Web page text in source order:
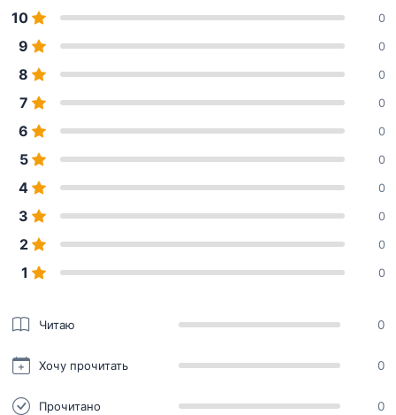
10 0
9 0
8 0
7 0
6 0
5 0
4 0
3 0
2 0
1 0
Читаю 0
Хочу прочитать 0
Прочитано 0